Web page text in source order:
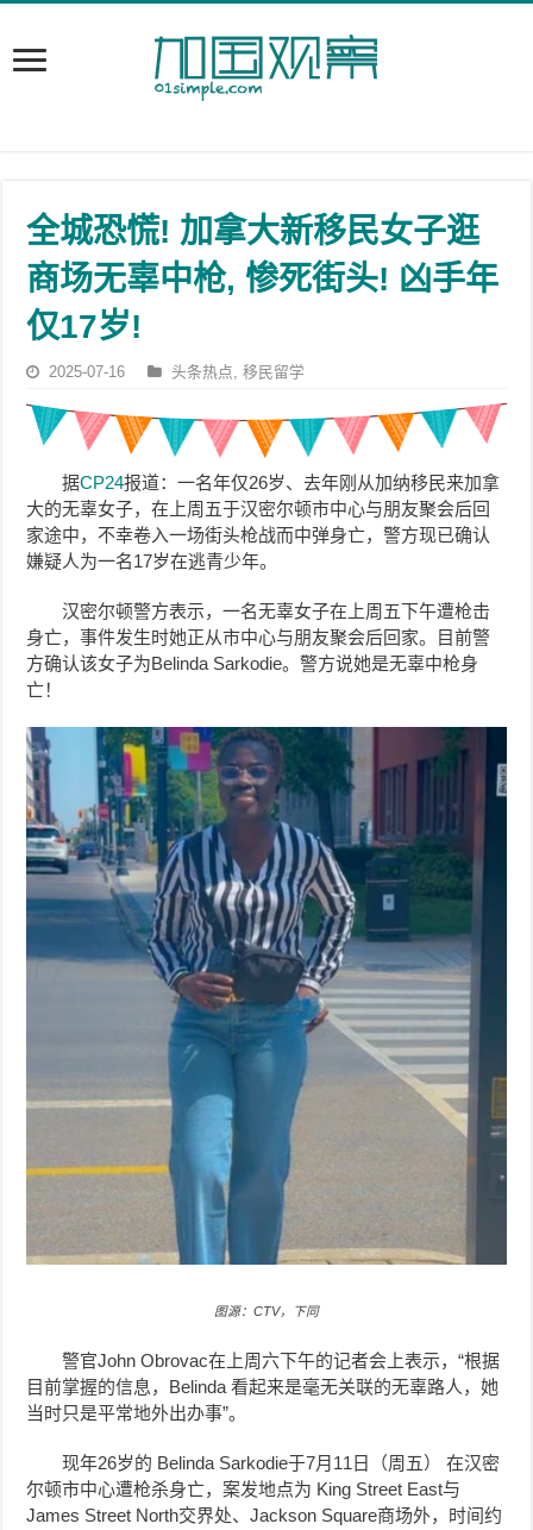
全城恐慌! 加拿大新移民女子逛
商场无辜中枪, 惨死街头! 凶手年
仅17岁!
2025-07-16 头条热点,移民留学
据CP24报道：一名年仅26岁、去年刚从加纳移民来加拿
大的无辜女子，在上周五于汉密尔顿市中心与朋友聚会后回
家途中，不幸卷入一场街头枪战而中弹身亡，警方现已确认
嫌疑人为一名17岁在逃青少年。
汉密尔顿警方表示，一名无辜女子在上周五下午遭枪击
身亡，事件发生时她正从市中心与朋友聚会后回家。目前警
方确认该女子为Belinda Sarkodie。警方说她是无辜中枪身
亡！
图源：CTV，下同
警官John Obrovac在上周六下午的记者会上表示，“根据
目前掌握的信息，Belinda 看起来是毫无关联的无辜路人，她
当时只是平常地外出办事”。
现年26岁的 Belinda Sarkodie于7月11日（周五） 在汉密
尔顿市中心遭枪杀身亡，案发地点为 King Street East与
James Street North交界处、Jackson Square商场外，时间约